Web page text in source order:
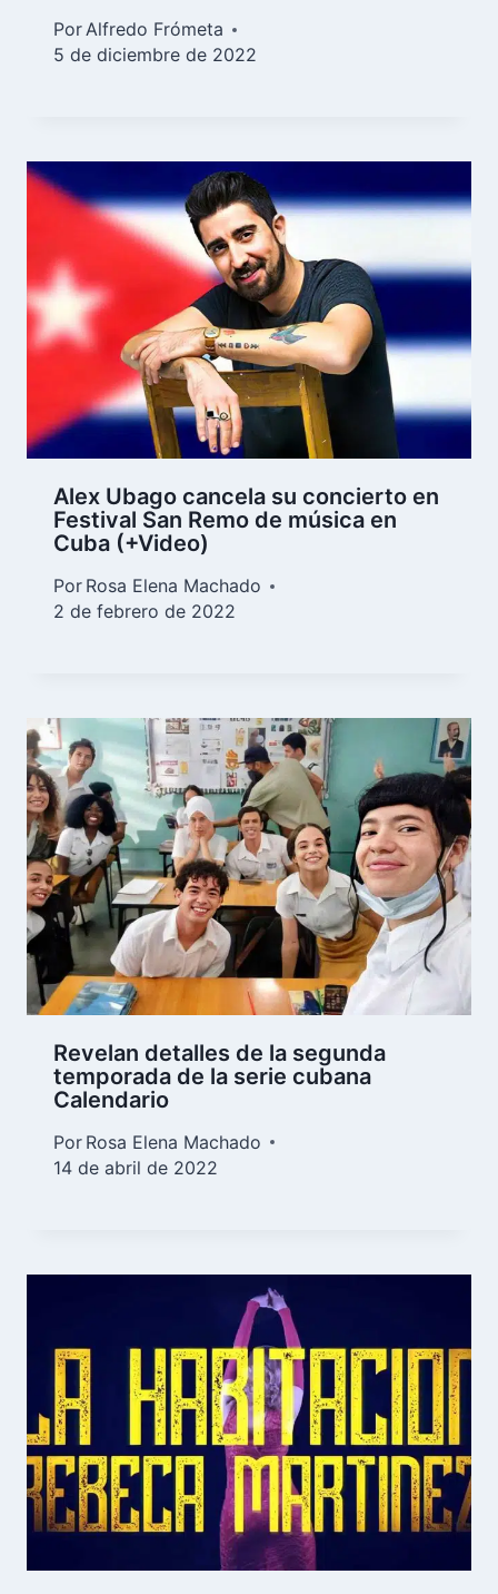
PorAlfredo Frómeta
5 de diciembre de 2022
Alex Ubago cancela su concierto en
Festival San Remo de música en
Cuba (+Video)
Por Rosa Elena Machado
2 de febrero de 2022
Revelan detalles de la segunda
temporada de la serie cubana
Calendario
Por Rosa Elena Machado
14 de abril de 2022